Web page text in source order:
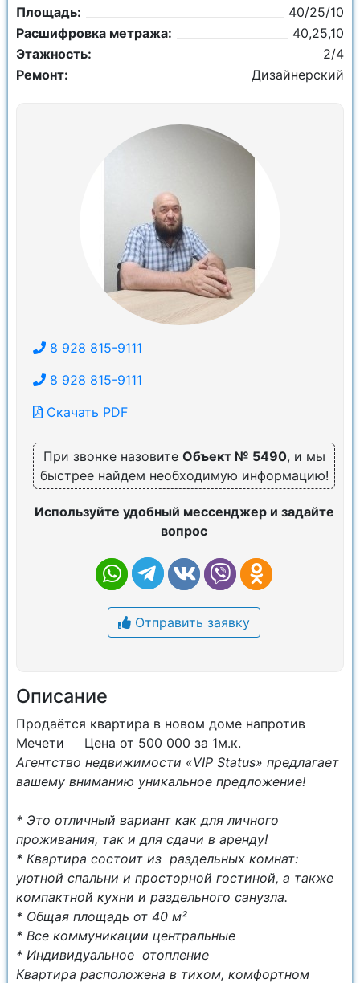
Площадь:
40/25/10
Расшифровка метража:
40,25,10
Этажность:
2/4
Ремонт:
Дизайнерский
8 928 815-9111
8 928 815-9111
Скачать PDF
При звонке назовите Объект № 5490, и мы
быстрее найдем необходимую информацию!
Используйте удобный мессенджер и задайте
вопрос
Отправить заявку
Описание
Продаётся квартира в новом доме напротив
Мечети Цена от 500 000 за 1м.к.
Агентство недвижимости «VIP Status» предлагает
вашему вниманию уникальное предложение!
* Это отличный вариант как для личного
проживания, так и для сдачи в аренду!
* Квартира состоит из раздельных комнат:
уютной спальни и просторной гостиной, а также
компактной кухни и раздельного санузла.
* Общая площадь от 40 м²
* Все коммуникации центральные
* Индивидуальное отопление
Квартира расположена в тихом, комфортном